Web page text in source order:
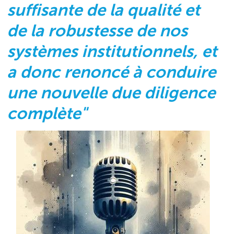
suffisante de la qualité et
de la robustesse de nos
systèmes institutionnels, et
a donc renoncé à conduire
une nouvelle due diligence
complète"